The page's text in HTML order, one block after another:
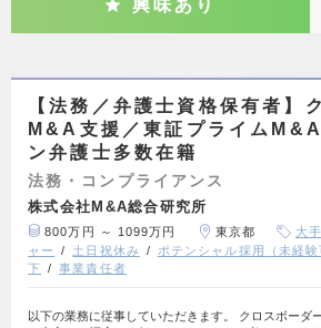
興味あり
【法務／弁護士資格保有者】
M&A支援／東証プライム
ン弁護士多数在籍
法務・コンプライアンス
株式会社M&A総合研究所
800万円 ～ 1099万円 東京都 大
ャー
土日祝休み ポテンシャル採用（未経験
下
事業責任者
以下の業務に従事していただきます。 クロスボーダ